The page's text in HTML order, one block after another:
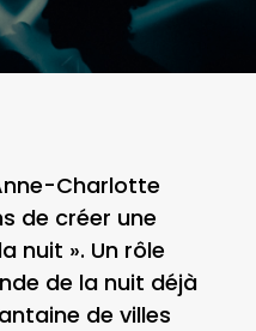
Charlotte
de créer une
nuit ». Un rôle
de la nuit déjà
de villes